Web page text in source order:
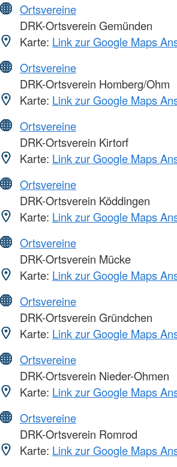
Ortsvereine
DRK-Ortsverein Gemünden
Karte: Link zur Google Maps
Ortsvereine
DRK-Ortsverein Homberg/Ohm
Karte: Link zur Google Maps
Ortsvereine
DRK-Ortsverein Kirtorf
Karte: Link zur Google Maps
Ortsvereine
DRK-Ortsverein Köddingen
Karte: Link zur Google Maps
Ortsvereine
DRK-Ortsverein Mücke
Karte: Link zur Google Maps
Ortsvereine
DRK-Ortsverein Gründchen
Karte: Link zur Google Maps
Ortsvereine
DRK-Ortsverein Nieder-Ohmen
Karte: Link zur Google Maps
Ortsvereine
DRK-Ortsverein Romrod
Karte: Link zur Google Maps